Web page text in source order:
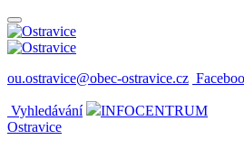
ou.ostravice@obec-ostravice.cz
Vyhledávání
INFOCENTRUM
Ostravice